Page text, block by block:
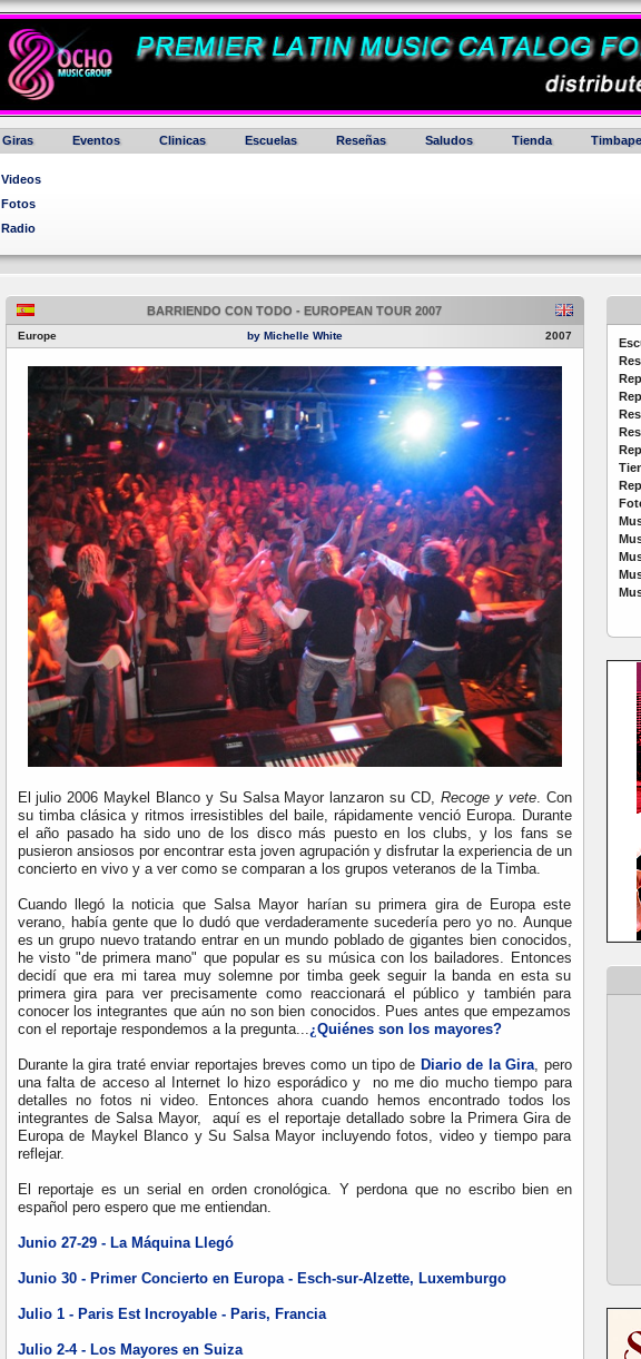
Giras Eventos Clinicas Escuelas Reseñas Saludos Tienda
Videos
Fotos
Radio
BARRIENDO CON TODO - EUROPEAN TOUR 2007
Europe 2007
by Michelle White
El julio 2006 Maykel Blanco y Su Salsa Mayor lanzaron su CD, Recoge y vete. Con
su timba clásica y ritmos irresistibles del baile, rápidamente venció Europa. Durante
el año pasado ha sido uno de los disco más puesto en los clubs, y los fans se
pusieron ansiosos por encontrar esta joven agrupación y disfrutar la experiencia de un
concierto en vivo y a ver como se comparan a los grupos veteranos de la Timba.
Cuando llegó la noticia que Salsa Mayor harían su primera gira de Europa este
verano, había gente que lo dudó que verdaderamente sucedería pero yo no. Aunque
es un grupo nuevo tratando entrar en un mundo poblado de gigantes bien conocidos,
he visto "de primera mano" que popular es su música con los bailadores. Entonces
decidí que era mi tarea muy solemne por timba geek seguir la banda en esta su
primera gira para ver precisamente como reaccionará el público y también para
conocer los integrantes que aún no son bien conocidos. Pues antes que empezamos
con el reportaje respondemos a la pregunta... ¿Quiénes son los mayores?
Durante la gira traté enviar reportajes breves como un tipo de Diario de la Gira , pero
una falta de acceso al Internet lo hizo esporádico y no me dio mucho tiempo para
detalles no fotos ni video. Entonces ahora cuando hemos encontrado todos los
integrantes de Salsa Mayor, aquí es el reportaje detallado sobre la Primera Gira de
Europa de Maykel Blanco y Su Salsa Mayor incluyendo fotos, video y tiempo para
reflejar.
El reportaje es un serial en orden cronológica. Y perdona que no escribo bien en
español pero espero que me entiendan.
Junio 27-29 - La Máquina Llegó
Junio 30 - Primer Concierto en Europa - Esch-sur-Alzette, Luxemburgo
Julio 1 - Paris Est Incroyable - Paris, Francia
Julio 2-4 - Los Mayores en Suiza